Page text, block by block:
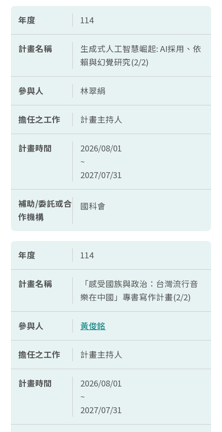
年度 114
計畫名稱
生成式人工智慧崛起: AI採用、依
賴與幻覺研究(2/2)
參與人 林翠絹
擔任之工作 計畫主持人
計畫時間
2026/08/01
~
2027/07/31
補助/委託或合
作機構
國科會
年度 114
計畫名稱
「感受國族與政治：台灣流行音
樂在中國」專書寫作計畫(2/2)
參與人 黃俊銘
擔任之工作 計畫主持人
計畫時間
2026/08/01
~
2027/07/31